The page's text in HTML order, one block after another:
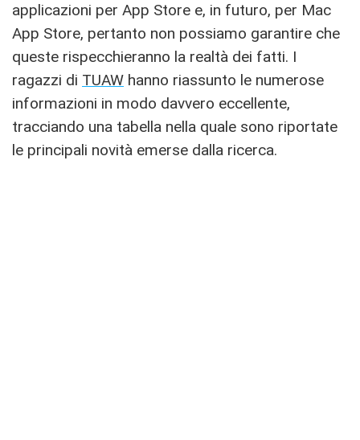
applicazioni per App Store e, in futuro, per Mac
App Store, pertanto non possiamo garantire che
queste rispecchieranno la realtà dei fatti. I
ragazzi di TUAW hanno riassunto le numerose
informazioni in modo davvero eccellente,
tracciando una tabella nella quale sono riportate
le principali novità emerse dalla ricerca.